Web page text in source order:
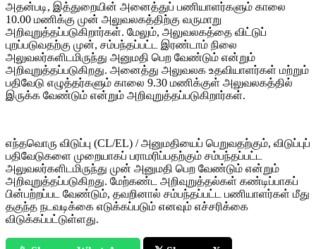
அதன்படி, இத்துறையின் அனைத்துப் பணியாளர்களும் காலை
10.00 மணிக்கு முன் அலுவலகத்திற்கு வருமாறு
அறிவுறுத்தப்படுகிறார்கள். மேலும், அலுவலகத்தை விட்டுப்
புறப்படுவதற்கு முன், சம்பந்தப்பட்ட இரண்டாம் நிலை
அலுவலர்களிடமிருந்து அனுமதி பெற வேண்டும் என்றும்
அறிவுறுத்தப்படுகிறது. அனைத்து அலுவலக உதவியாளர்கள் மற்றும்
பதிவேடு எழுத்தர்களும் காலை 9.30 மணிக்குள் அலுவலகத்தில்
இருக்க வேண்டும் என்றும் அறிவுறுத்தப்படுகிறார்கள்.
எந்தவொரு விடுப்பு (CL/EL) / அனுமதியைப் பெறுவதற்கும், விடுப்புப்
பதிவேடுகளை முறையாகப் பராமரிப்பதற்கும் சம்பந்தப்பட்ட
அலுவலர்களிடமிருந்து முன் அனுமதி பெற வேண்டும் என்றும்
அறிவுறுத்தப்படுகிறது. மேற்கண்ட அறிவுறுத்தல்கள் கண்டிப்பாகப்
பின்பற்றப்பட வேண்டும், தவறினால் சம்பந்தப்பட்ட பணியாளர்கள் மீது
தகுந்த நடவடிக்கை எடுக்கப்படும் எனவும் எச்சரிக்கை
விடுக்கப்பட்டுள்ளது.